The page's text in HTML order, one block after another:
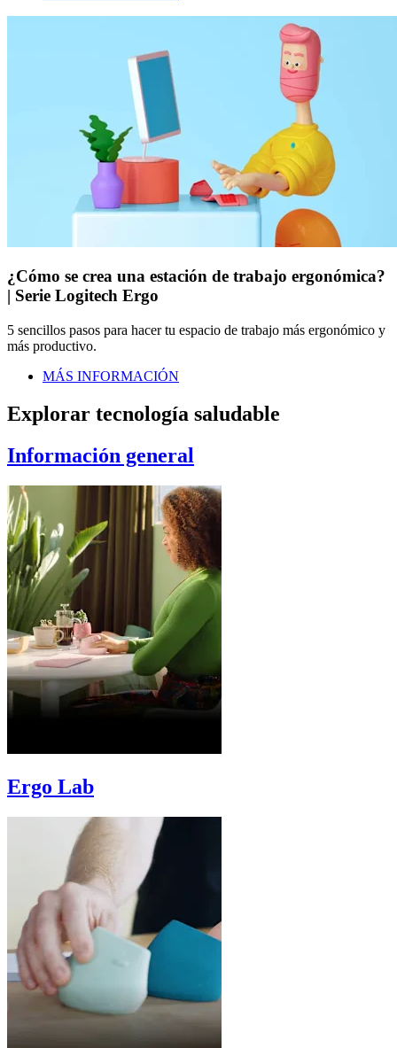
¿Cómo se crea una estación de trabajo ergonómica?
| Serie Logitech Ergo
5 sencillos pasos para hacer tu espacio de trabajo más ergonómico y
más productivo.
MÁS INFORMACIÓN
Explorar tecnología saludable
Información general
Ergo Lab